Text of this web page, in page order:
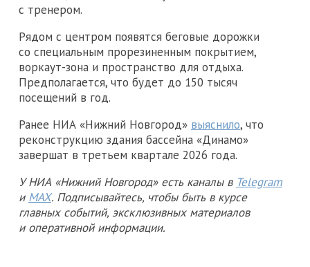
с тренером.
Рядом с центром появятся беговые дорожки
со специальным прорезиненным покрытием,
воркаут-зона и пространство для отдыха.
Предполагается, что будет до 150 тысяч
посещений в год.
Ранее НИА «Нижний Новгород» выяснило, что
реконструкцию здания бассейна «Динамо»
завершат в третьем квартале 2026 года.
У НИА «Нижний Новгород» есть каналы в Telegram
и MAX. Подписывайтесь, чтобы быть в курсе
главных событий, эксклюзивных материалов
и оперативной информации.